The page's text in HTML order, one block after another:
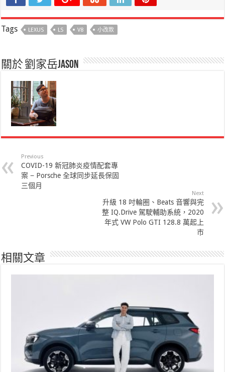
Tags LEXUS LS V8 小改款
關於 劉家岳Jason
Previous
COVID-19 新冠肺炎疫情配套專
案 − Porsche 全球同步延長保固
三個月
Next
升級 18 吋輪圈、Beats 音響與完
整 IQ.Drive 駕駛輔助系統，2020
年式 VW Polo GTI 128.8 萬起上
市
相關文章